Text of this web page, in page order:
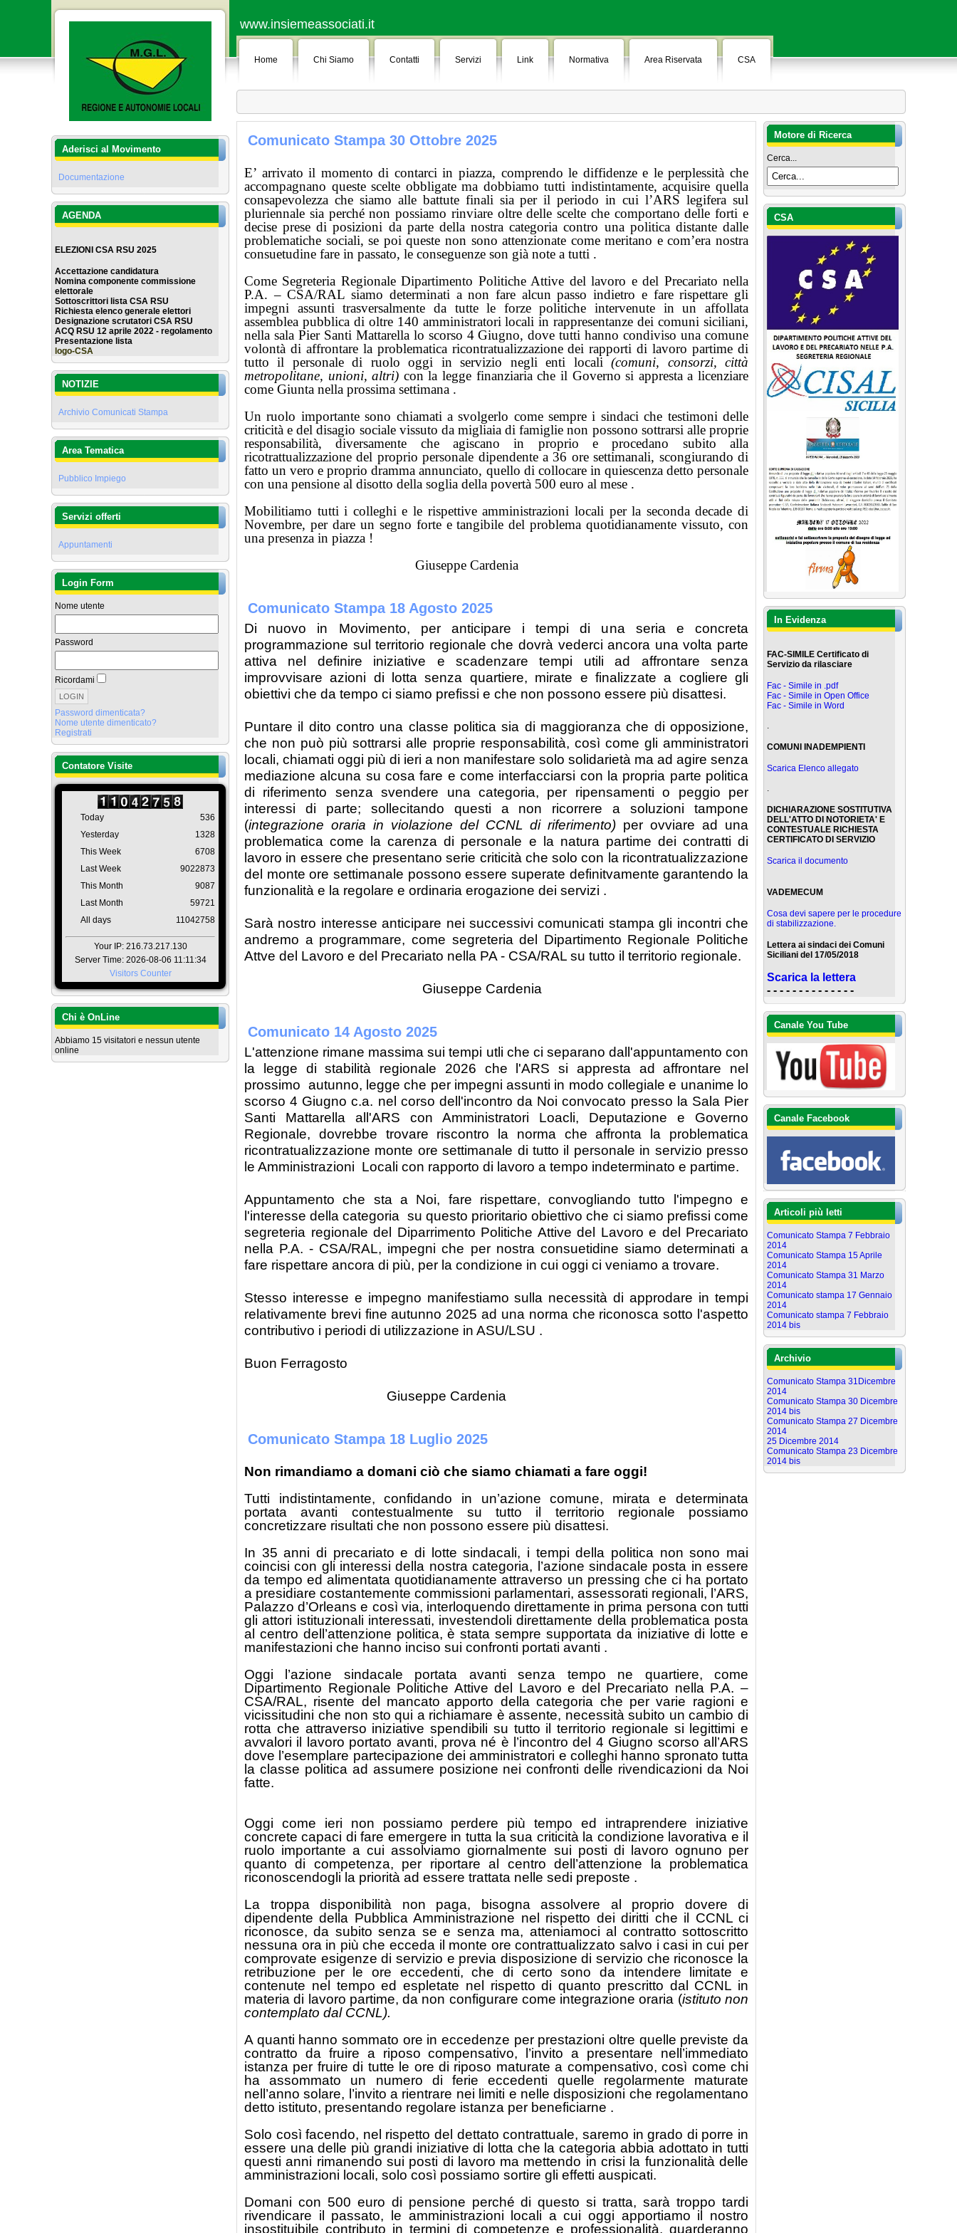
Aderisci al Movimento
Documentazione
AGENDA
ELEZIONI CSA RSU 2025
Accettazione candidatura
Nomina componente commissione
elettorale
Sottoscrittori lista CSA RSU
Richiesta elenco generale elettori
Designazione scrutatori CSA RSU
ACQ RSU 12 aprile 2022 - regolamento
Presentazione lista
logo-CSA
NOTIZIE
Archivio Comunicati Stampa
Area Tematica
Pubblico Impiego
Servizi offerti
Appuntamenti
Login Form
Nome utente
Password
Ricordami
Password dimenticata?
Nome utente dimenticato?
Registrati
Contatore Visite
Today
Yesterday
This Week
Last Week
This Month
Last Month
All days
536
1328
6708
9022873
9087
59721
11042758
Your IP: 216.73.217.130
Server Time: 2026-08-06 11:11:34
Visitors Counter
Chi è OnLine
Abbiamo 15 visitatori e nessun utente
online
www.insiemeassociati.it
Home Chi Siamo Contatti Servizi Link Normativa Area Riservata CSA
Motore di Ricerca
Cerca...
CSA
In Evidenza
FAC-SIMILE Certificato di
Servizio da rilasciare
Fac - Simile in .pdf
Fac - Simile in Open Office
Fac - Simile in Word
.
COMUNI INADEMPIENTI
Scarica Elenco allegato
.
DICHIARAZIONE SOSTITUTIVA
DELL'ATTO DI NOTORIETA' E
CONTESTUALE RICHIESTA
CERTIFICATO DI SERVIZIO
Scarica il documento
VADEMECUM
Cosa devi sapere per le procedure
di stabilizzazione.
Lettera ai sindaci dei Comuni
Siciliani del 17/05/2018
Scarica la lettera
- - - - - - - - - - - - - -
Canale You Tube
Canale Facebook
Articoli più letti
Comunicato Stampa 7 Febbraio
2014
Comunicato Stampa 15 Aprile
2014
Comunicato Stampa 31 Marzo
2014
Comunicato stampa 17 Gennaio
2014
Comunicato stampa 7 Febbraio
2014 bis
Archivio
Comunicato Stampa 31Dicembre
2014
Comunicato Stampa 30 Dicembre
2014 bis
Comunicato Stampa 27 Dicembre
2014
25 Dicembre 2014
Comunicato Stampa 23 Dicembre
2014 bis
Comunicato Stampa 30 Ottobre 2025
E’ arrivato il momento di contarci in piazza, comprendo le diffidenze e le perplessità che
accompagnano queste scelte obbligate ma dobbiamo tutti indistintamente, acquisire quella
consapevolezza che siamo alle battute finali sia per il periodo in cui l’ARS legifera sul
pluriennale sia perché non possiamo rinviare oltre delle scelte che comportano delle forti e
decise prese di posizioni da parte della nostra categoria contro una politica distante dalle
problematiche sociali, se poi queste non sono attenzionate come meritano e com’era nostra
consuetudine fare in passato, le conseguenze son già note a tutti .
Come Segreteria Regionale Dipartimento Politiche Attive del lavoro e del Precariato nella
P.A. – CSA/RAL siamo determinati a non fare alcun passo indietro e fare rispettare gli
impegni assunti trasversalmente da tutte le forze politiche intervenute in un affollata
assemblea pubblica di oltre 140 amministratori locali in rappresentanze dei comuni siciliani,
nella sala Pier Santi Mattarella lo scorso 4 Giugno, dove tutti hanno condiviso una comune
volontà di affrontare la problematica ricontratualizzazione dei rapporti di lavoro partime di
tutto il personale di ruolo oggi in servizio negli enti locali(comuni, consorzi, città
metropolitane, unioni, altri) con la legge finanziaria che il Governo si appresta a licenziare
come Giunta nella prossima settimana .
Un ruolo importante sono chiamati a svolgerlo come sempre i sindaci che testimoni delle
criticità e del disagio sociale vissuto da migliaia di famiglie non possono sottrarsi alle proprie
responsabilità, diversamente che agiscano in proprio e procedano subito alla
ricotrattualizzazione del proprio personale dipendente a 36 ore settimanali, scongiurando di
fatto un vero e proprio dramma annunciato, quello di collocare in quiescenza detto personale
con una pensione al disotto della soglia della povertà 500 euro al mese .
Mobilitiamo tutti i colleghi e le rispettive amministrazioni locali per la seconda decade di
Novembre, per dare un segno forte e tangibile del problema quotidianamente vissuto, con
una presenza in piazza !
Giuseppe Cardenia
Comunicato Stampa 18 Agosto 2025
Di nuovo in Movimento, per anticipare i tempi di una seria e concreta
programmazione sul territorio regionale che dovrà vederci ancora una volta parte
attiva nel definire iniziative e scadenzare tempi utili ad affrontare senza
improvvisare azioni di lotta senza quartiere, mirate e finalizzate a cogliere gli
obiettivi che da tempo ci siamo prefissi e che non possono essere più disattesi.
Puntare il dito contro una classe politica sia di maggioranza che di opposizione,
che non può più sottrarsi alle proprie responsabilità, così come gli amministratori
locali, chiamati oggi più di ieri a non manifestare solo solidarietà ma ad agire senza
mediazione alcuna su cosa fare e come interfacciarsi con la propria parte politica
di riferimento senza svendere una categoria, per ripensamenti o peggio per
interessi di parte; sollecitando questi a non ricorrere a soluzioni tampone
(integrazione oraria in violazione del CCNL di riferimento) per ovviare ad una
problematica come la carenza di personale e la natura partime dei contratti di
lavoro in essere che presentano serie criticità che solo con la ricontratualizzazione
del monte ore settimanale possono essere superate definitvamente garantendo la
funzionalità e la regolare e ordinaria erogazione dei servizi .
Sarà nostro interesse anticipare nei successivi comunicati stampa gli incontri che
andremo a programmare, come segreteria del Dipartimento Regionale Politiche
Attve del Lavoro e del Precariato nella PA - CSA/RAL su tutto il territorio regionale.
Giuseppe Cardenia
Comunicato 14 Agosto 2025
L'attenzione rimane massima sui tempi utli che ci separano dall'appuntamento con
la legge di stabilità regionale 2026 che l'ARS si appresta ad affrontare nel
prossimo autunno, legge che per impegni assunti in modo collegiale e unanime lo
scorso 4 Giugno c.a. nel corso dell'incontro da Noi convocato presso la Sala Pier
Santi Mattarella all'ARS con Amministratori Loacli, Deputazione e Governo
Regionale, dovrebbe trovare riscontro la norma che affronta la problematica
ricontratualizzazione monte ore settimanale di tutto il personale in servizio presso
le Amministrazioni Locali con rapporto di lavoro a tempo indeterminato e partime.
Appuntamento che sta a Noi, fare rispettare, convogliando tutto l'impegno e
l'interesse della categoria su questo prioritario obiettivo che ci siamo prefissi come
segreteria regionale del Diparrimento Politiche Attive del Lavoro e del Precariato
nella P.A. - CSA/RAL, impegni che per nostra consuetidine siamo determinati a
fare rispettare ancora di più, per la condizione in cui oggi ci veniamo a trovare.
Stesso interesse e impegno manifestiamo sulla necessità di approdare in tempi
relativamente brevi fine autunno 2025 ad una norma che riconosca sotto l'aspetto
contributivo i periodi di utilizzazione in ASU/LSU .
Buon Ferragosto
Giuseppe Cardenia
Comunicato Stampa 18 Luglio 2025
Non rimandiamo a domani ciò che siamo chiamati a fare oggi!
Tutti indistintamente, confidando in un’azione comune, mirata e determinata
portata avanti contestualmente su tutto il territorio regionale possiamo
concretizzare risultati che non possono essere più disattesi.
In 35 anni di precariato e di lotte sindacali, i tempi della politica non sono mai
coincisi con gli interessi della nostra categoria, l’azione sindacale posta in essere
da tempo ed alimentata quotidianamente attraverso un pressing che ci ha portato
a presidiare costantemente commissioni parlamentari, assessorati regionali, l’ARS,
Palazzo d’Orleans e così via, interloquendo direttamente in prima persona con tutti
gli attori istituzionali interessati, investendoli direttamente della problematica posta
al centro dell’attenzione politica, è stata sempre supportata da iniziative di lotte e
manifestazioni che hanno inciso sui confronti portati avanti .
Oggi l’azione sindacale portata avanti senza tempo ne quartiere, come
Dipartimento Regionale Politiche Attive del Lavoro e del Precariato nella P.A. –
CSA/RAL, risente del mancato apporto della categoria che per varie ragioni e
vicissitudini che non sto qui a richiamare è assente, necessità subito un cambio di
rotta che attraverso iniziative spendibili su tutto il territorio regionale si legittimi e
avvalori il lavoro portato avanti, prova né è l’incontro del 4 Giugno scorso all’ARS
dove l’esemplare partecipazione dei amministratori e colleghi hanno spronato tutta
la classe politica ad assumere posizione nei confronti delle rivendicazioni da Noi
fatte.
Oggi come ieri non possiamo perdere più tempo ed intraprendere iniziative
concrete capaci di fare emergere in tutta la sua criticità la condizione lavorativa e il
ruolo importante a cui assolviamo giornalmente sui posti di lavoro ognuno per
quanto di competenza, per riportare al centro dell’attenzione la problematica
riconoscendogli la priorità ad essere trattata nelle sedi preposte .
La troppa disponibilità non paga, bisogna assolvere al proprio dovere di
dipendente della Pubblica Amministrazione nel rispetto dei diritti che il CCNL ci
riconosce, da subito senza se e senza ma, atteniamoci al contratto sottoscritto
nessuna ora in più che ecceda il monte ore contrattualizzato salvo i casi in cui per
comprovate esigenze di servizio e previa disposizione di servizio che riconosce la
retribuzione per le ore eccedenti, che di certo sono da intendere limitate e
contenute nel tempo ed espletate nel rispetto di quanto prescritto dal CCNL in
materia di lavoro partime, da non configurare come integrazione oraria (istituto non
contemplato dal CCNL).
A quanti hanno sommato ore in eccedenze per prestazioni oltre quelle previste da
contratto da fruire a riposo compensativo, l’invito a presentare nell’immediato
istanza per fruire di tutte le ore di riposo maturate a compensativo, così come chi
ha assommato un numero di ferie eccedenti quelle regolarmente maturate
nell’anno solare, l’invito a rientrare nei limiti e nelle disposizioni che regolamentano
detto istituto, presentando regolare istanza per beneficiarne .
Solo così facendo, nel rispetto del dettato contrattuale, saremo in grado di porre in
essere una delle più grandi iniziative di lotta che la categoria abbia adottato in tutti
questi anni rimanendo sui posti di lavoro ma mettendo in crisi la funzionalità delle
amministrazioni locali, solo così possiamo sortire gli effetti auspicati.
Domani con 500 euro di pensione perché di questo si tratta, sarà troppo tardi
rivendicare il passato, le amministrazioni locali a cui oggi apportiamo il nostro
insostituibile contributo in termini di competenze e professionalità, guarderanno